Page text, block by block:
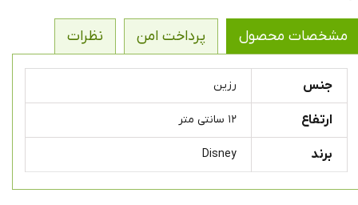
مشخصات محصول پرداخت امن نظرات
جنس رزین
ارتفاع ۱۲ سانتی متر
برند Disney